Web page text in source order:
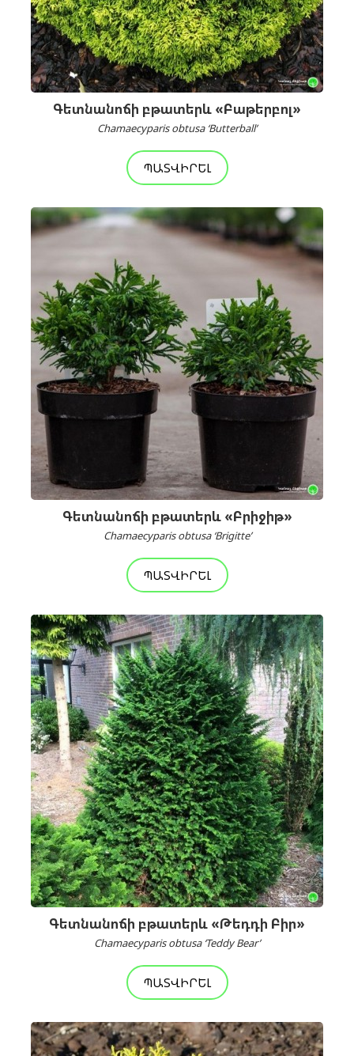
Գետնանոճի բթատերև «Բաթերբոլ»
Chamaecyparis obtusa ‘Butterball’
ՊԱՏՎԻՐԵԼ
Գետնանոճի բթատերև «Բրիջիթ»
Chamaecyparis obtusa ‘Brigitte’
ՊԱՏՎԻՐԵԼ
Գետնանոճի բթատերև «Թեդդի Բիր»
Chamaecyparis obtusa ‘Teddy Bear’
ՊԱՏՎԻՐԵԼ